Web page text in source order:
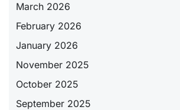
March 2026
February 2026
January 2026
November 2025
October 2025
September 2025